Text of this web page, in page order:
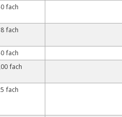
fach
fach
fach
fach
fach